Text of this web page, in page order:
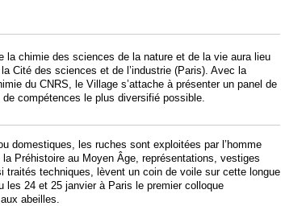
la chimie des sciences de la nature et de la vie aura lieu
Cité des sciences et de l’industrie (Paris). Avec la
du CNRS, le Village s’attache à présenter un panel de
compétences le plus diversifié possible.
domestiques, les ruches sont exploitées par l’homme
Préhistoire au Moyen Âge, représentations, vestiges
traités techniques, lèvent un coin de voile sur cette longue
les 24 et 25 janvier à Paris le premier colloque
abeilles.